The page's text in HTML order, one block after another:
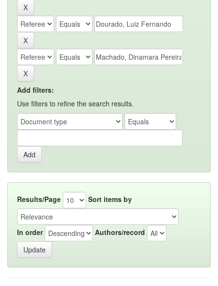
Add filters:
Use filters to refine the search results.
Results/Page Sort items by
In order Authors/record